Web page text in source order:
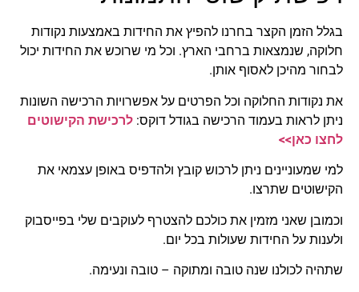
בגלל הזמן הקצר בחרנו להפיץ את החידות באמצעות נקודות
חלוקה, שנמצאות ברחבי הארץ. וכל מי שרוכש את החידות יכול
לבחור מהיכן לאסוף אותן.
את נקודות החלוקה וכל הפרטים על אפשרויות הרכישה השונות
ניתן לראות בעמוד הרכישה בגודל דוקס:לרכישת הקישוטים
לחצו כאן>>
למי שמעוניינים ניתן לרכוש קובץ ולהדפיס באופן עצמאי את
הקישוטים שתרצו.
וכמובן שאני מזמין את כולכם להצטרף לעוקבים שלי בפייסבוק
ולענות על החידות שעולות בכל יום.
שתהיה לכולנו שנה טובה ומתוקה – טובה ונעימה.